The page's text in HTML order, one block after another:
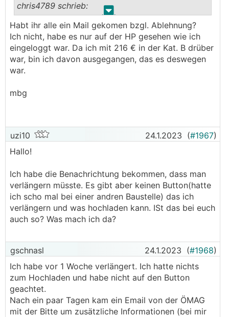
. .
chris4789 schrieb:
Also ich lese das schon so, dass Du die Anlage
nicht in Betrieb nehmen darfst.
Deinen letzten Satz verstehe ich nicht, sobald die
Anlage in Betrieb ist sie nicht mehr förderwürdig.
Weder nach dem alten noch neuen Gesetz.
Auskunft am Telefon:
Man darf die in Anlage auch in Betrieb nehmen,
1) Man am 18. Oktober ein Ticket bekommen hat
2) Danach den Antrag formal richtig ausgefüllt
hat
3) Eine Nachricht bekommen hat, daß man in
4) Man am nächsten Call sein Glück wieder
versuchen wird
Kann das jemand bestätigen ?
Danke und LG,
Andy
Habt ihr alle ein Mail gekomen bzgl. Ablehnung?
Ich nicht, habe es nur auf der HP gesehen wie ich
eingeloggt war. Da ich mit 216 € in der Kat. B drüber
war, bin ich davon ausgegangen, das es deswegen
war.
mbg
uzi10 24.1.2023 (#1967)
Hallo!
Ich habe die Benachrichtung bekommen, dass man
verlängern müsste. Es gibt aber keinen Button(hatte
ich scho mal bei einer andren Baustelle) das ich
verlängern und was hochladen kann. ISt das bei euch
auch so? Was mach ich da?
gschnasl 24.1.2023 (#1968)
Ich habe vor 1 Woche verlängert. Ich hatte nichts
zum Hochladen und habe nicht auf den Button
geachtet.
Nach ein paar Tagen kam ein Email von der ÖMAG
mit der Bitte um zusätzliche Informationen (bei mir